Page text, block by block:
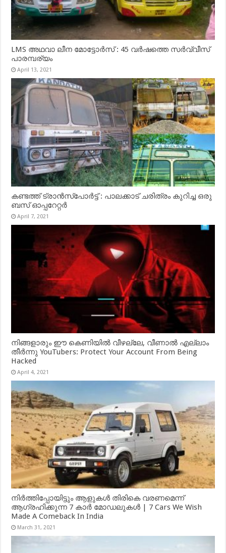
LMS അഥവാ ലീന മോട്ടോർസ് : 45 വർഷത്തെ സർവ്വീസ്
പാരമ്പര്യം
April 13, 2021
കണ്ടത്ത് ട്രാൻസ്‌പോർട്ട് : പാലക്കാട് ചരിത്രം കുറിച്ച ഒരു
ബസ് ഓപ്പറേറ്റർ
April 7, 2021
നിങ്ങളാരും ഈ കെണിയിൽ വീഴല്ലേ, വീണാൽ എല്ലാം
തീർന്നു YouTubers: Protect Your Account From Being
Hacked
April 4, 2021
നിർത്തിപ്പോയിട്ടും ആളുകൾ തിരികെ വരണമെന്ന്
ആഗ്രഹിക്കുന്ന 7 കാർ മോഡലുകൾ | 7 Cars We Wish
Made A Comeback In India
March 31, 2021